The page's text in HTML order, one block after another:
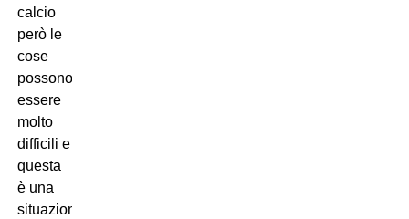
calcio
però le
cose
possono
essere
molto
difficili e
questa
è una
situazione